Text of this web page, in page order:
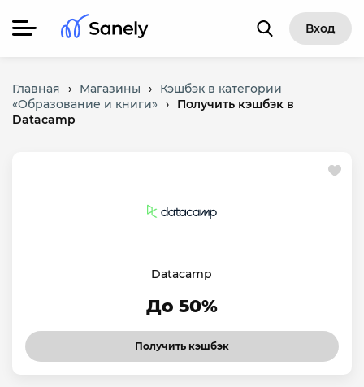
Вход
Главная › Магазины ›
Кэшбэк в категории
«Образование и книги» ›
Получить кэшбэк в
Datacamp
Datacamp
До 50%
Получить кэшбэк